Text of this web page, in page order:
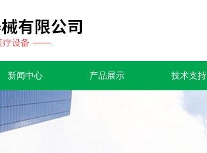
新闻中心 产品展示 技术支持